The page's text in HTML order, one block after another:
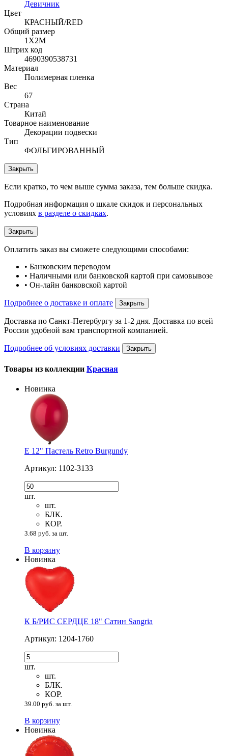
Девичник
Цвет
КРАСНЫЙ/RED
Общий размер
1Х2М
Штрих код
4690390538731
Материал
Полимерная пленка
Вес
67
Страна
Китай
Товарное наименование
Декорации подвески
Тип
ФОЛЬГИРОВАННЫЙ
Закрыть
Если кратко, то чем выше сумма заказа, тем больше скидка.
Подробная информация о шкале скидок и персональных
условиях в разделе о скидках.
Закрыть
Оплатить заказ вы сможете следующими способами:
• Банковским переводом
• Наличными или банковской картой при самовывозе
• Он-лайн банковской картой
Подробнее о доставке и оплате Закрыть
Доставка по Санкт-Петербургу за 1-2 дня. Доставка по всей
России удобной вам транспортной компанией.
Подробнее об условиях доставки Закрыть
Товары из коллекции Красная
Новинка
Е 12" Пастель Retro Burgundy
Артикул: 1102-3133
шт.
шт.
БЛК.
КОР.
3.68 руб. за шт.
В корзину
Новинка
К Б/РИС СЕРДЦЕ 18" Сатин Sangria
Артикул: 1204-1760
шт.
шт.
БЛК.
КОР.
39.00 руб. за шт.
В корзину
Новинка